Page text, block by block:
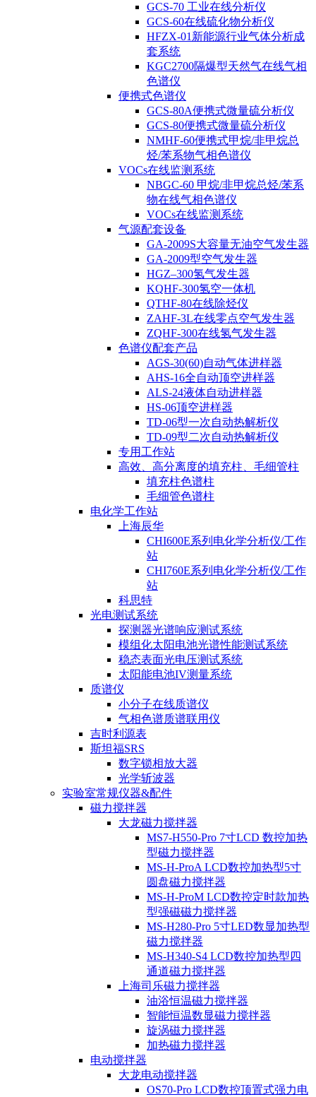
GCS-70 工业在线分析仪
GCS-60在线硫化物分析仪
HFZX-01新能源行业气体分析成
套系统
KGC2700隔爆型天然气在线气相
色谱仪
便携式色谱仪
GCS-80A便携式微量硫分析仪
GCS-80便携式微量硫分析仪
NMHF-60便携式甲烷/非甲烷总
烃/苯系物气相色谱仪
VOCs在线监测系统
NBGC-60 甲烷/非甲烷总烃/苯系
物在线气相色谱仪
VOCs在线监测系统
气源配套设备
GA-2009S大容量无油空气发生器
GA-2009型空气发生器
HGZ–300氢气发生器
KQHF-300氢空一体机
QTHF-80在线除烃仪
ZAHF-3L在线零点空气发生器
ZQHF-300在线氢气发生器
色谱仪配套产品
AGS-30(60)自动气体进样器
AHS-16全自动顶空进样器
ALS-24液体自动进样器
HS-06顶空进样器
TD-06型一次自动热解析仪
TD-09型二次自动热解析仪
专用工作站
高效、高分离度的填充柱、毛细管柱
填充柱色谱柱
毛细管色谱柱
电化学工作站
上海辰华
CHI600E系列电化学分析仪/工作
站
CHI760E系列电化学分析仪/工作
站
科思特
光电测试系统
探测器光谱响应测试系统
模组化太阳电池光谱性能测试系统
稳态表面光电压测试系统
太阳能电池IV测量系统
质谱仪
小分子在线质谱仪
气相色谱质谱联用仪
吉时利源表
斯坦福SRS
数字锁相放大器
光学斩波器
实验室常规仪器&配件
磁力搅拌器
大龙磁力搅拌器
MS7-H550-Pro 7寸LCD 数控加热
型磁力搅拌器
MS-H-ProA LCD数控加热型5寸
圆盘磁力搅拌器
MS-H-ProM LCD数控定时款加热
型强磁磁力搅拌器
MS-H280-Pro 5寸LED数显加热型
磁力搅拌器
MS-H340-S4 LCD数控加热型四
通道磁力搅拌器
上海司乐磁力搅拌器
油浴恒温磁力搅拌器
智能恒温数显磁力搅拌器
旋涡磁力搅拌器
加热磁力搅拌器
电动搅拌器
大龙电动搅拌器
OS70-Pro LCD数控顶置式强力电